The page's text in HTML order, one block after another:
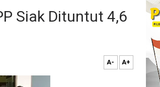
Siak Dituntut 4,6
A- A+